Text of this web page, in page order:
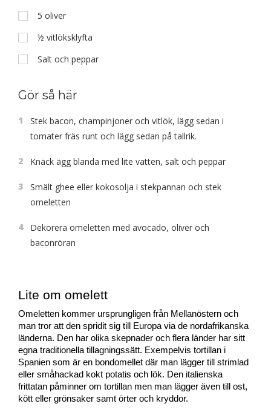
5 oliver
½ vitlöksklyfta
Salt och peppar
Gör så här
1
Stek bacon, champinjoner och vitlök, lägg sedan i
tomater fräs runt och lägg sedan på tallrik.
2 Knäck ägg blanda med lite vatten, salt och peppar
3
Smält ghee eller kokosolja i stekpannan och stek
omeletten
4
Dekorera omeletten med avocado, oliver och
baconröran
Lite om omelett
Omeletten kommer ursprungligen från Mellanöstern och
man tror att den spridit sig till Europa via de nordafrikanska
länderna. Den har olika skepnader och flera länder har sitt
egna traditionella tillagningssätt. Exempelvis tortillan i
Spanien som är en bondomellet där man lägger till strimlad
eller småhackad kokt potatis och lök. Den italienska
frittatan påminner om tortillan men man lägger även till ost,
kött eller grönsaker samt örter och kryddor.